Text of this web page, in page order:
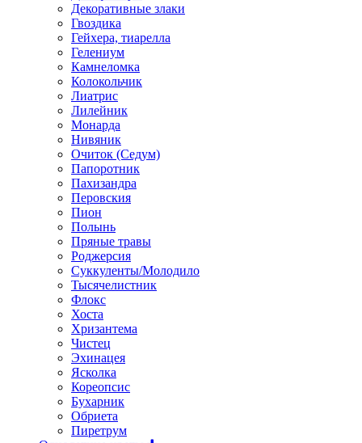
Декоративные злаки
Гвоздика
Гейхера, тиарелла
Гелениум
Камнеломка
Колокольчик
Лиатрис
Лилейник
Монарда
Нивяник
Очиток (Седум)
Папоротник
Пахизандра
Перовския
Пион
Полынь
Пряные травы
Роджерсия
Суккуленты/Молодило
Тысячелистник
Флокс
Хоста
Хризантема
Чистец
Эхинацея
Ясколка
Кореопсис
Бухарник
Обриета
Пиретрум